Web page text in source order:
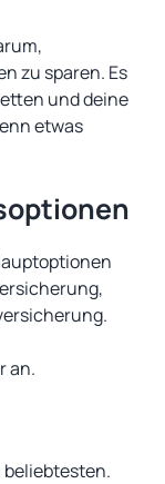
zu sparen. Es
und deine
etwas
an.
beliebtesten.